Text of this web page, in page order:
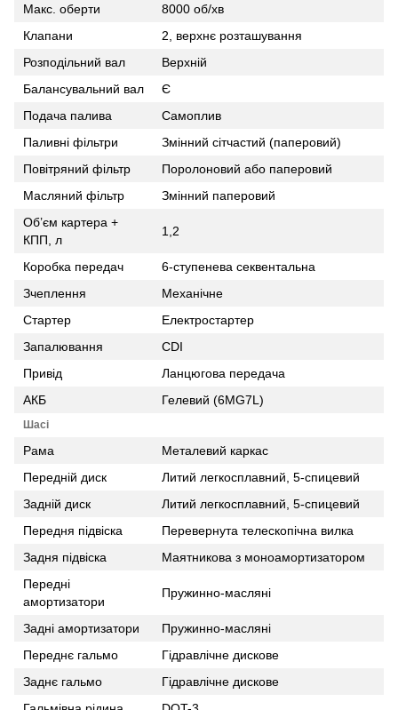
Макс. оберти
8000 об/хв
Клапани
2, верхнє розташування
Розподільний вал
Верхній
Балансувальний вал
Є
Подача палива
Самоплив
Паливні фільтри
Змінний сітчастий (паперовий)
Повітряний фільтр
Поролоновий або паперовий
Масляний фільтр
Змінний паперовий
Об’єм картера +
КПП, л
1,2
Коробка передач
6-ступенева секвентальна
Зчеплення
Механічне
Стартер
Електростартер
Запалювання
CDI
Привід
Ланцюгова передача
АКБ
Гелевий (6MG7L)
Шасі
Рама
Металевий каркас
Передній диск
Литий легкосплавний, 5-спицевий
Задній диск
Литий легкосплавний, 5-спицевий
Передня підвіска
Перевернута телескопічна вилка
Задня підвіска
Маятникова з моноамортизатором
Передні
амортизатори
Пружинно-масляні
Задні амортизатори
Пружинно-масляні
Переднє гальмо
Гідравлічне дискове
Заднє гальмо
Гідравлічне дискове